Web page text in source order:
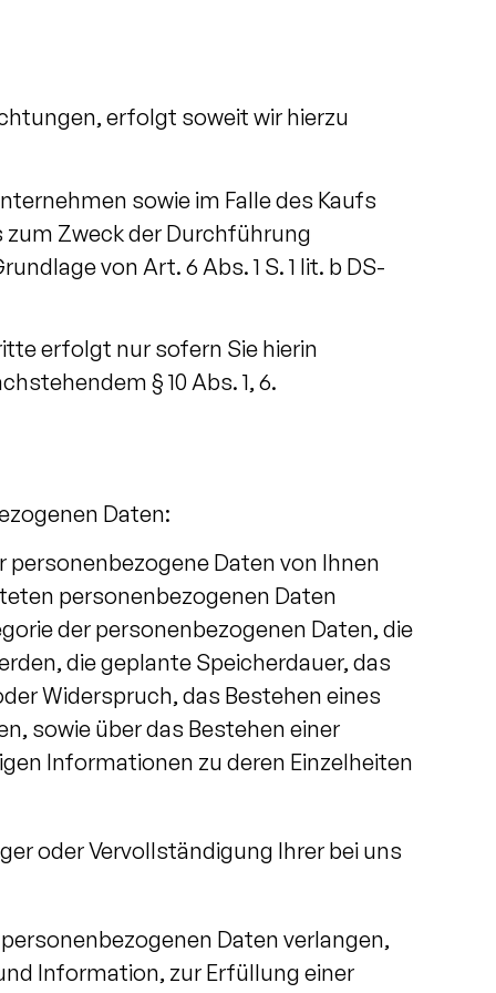
erfolgt soweit wir hierzu
sowie im Falle des Kaufs
Zweck der Durchführung
von Art. 6 Abs. 1 S. 1 lit. b DS-
erfolgt nur sofern Sie hierin
§ 10 Abs. 1, 6.
Daten:
personenbezogene Daten von Ihnen
personenbezogenen Daten
der personenbezogenen Daten, die
die geplante Speicherdauer, das
Widerspruch, das Bestehen eines
sowie über das Bestehen einer
Informationen zu deren Einzelheiten
oder Vervollständigung Ihrer bei uns
Daten verlangen,
Information, zur Erfüllung einer